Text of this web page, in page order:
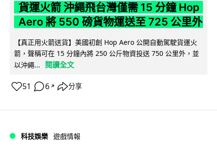
貨運火箭 沖繩飛台灣僅需 15 分鐘 Hop
Aero 將 550 磅貨物運送至 725 公里外
【真正用火箭送貨】美國初創 Hop Aero 公開自動駕駛貨運火
箭，聲稱可在 15 分鐘內將 250 公斤物資投送 750 公里外，並
以沖繩...
閱讀全文
51 6 ↗ 分享
科技娛樂 遊戲情報